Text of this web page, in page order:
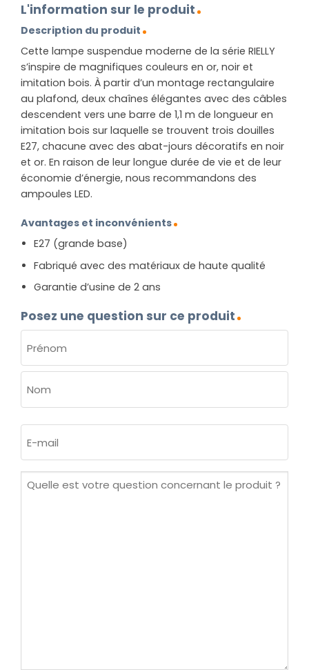
L'information sur le produit
Description du produit
Cette lampe suspendue moderne de la série RIELLY
s’inspire de magnifiques couleurs en or, noir et
imitation bois. À partir d’un montage rectangulaire
au plafond, deux chaînes élégantes avec des câbles
descendent vers une barre de 1,1 m de longueur en
imitation bois sur laquelle se trouvent trois douilles
E27, chacune avec des abat-jours décoratifs en noir
et or. En raison de leur longue durée de vie et de leur
économie d’énergie, nous recommandons des
ampoules LED.
Avantages et inconvénients
E27 (grande base)
Fabriqué avec des matériaux de haute qualité
Garantie d’usine de 2 ans
Posez une question sur ce produit
(NÉCESSAIRE)
Prénom
mail
Quelle